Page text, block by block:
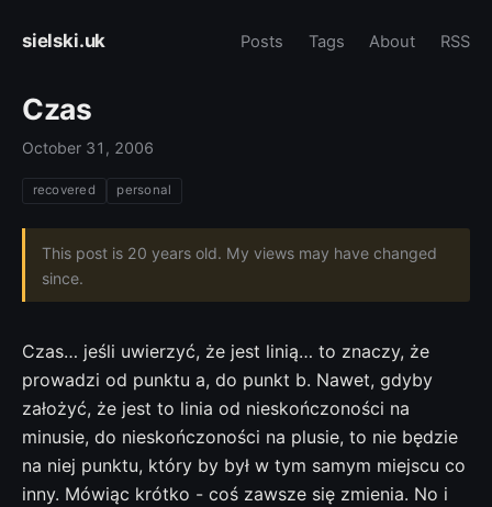
sielski.uk Posts Tags About RSS
Czas
October 31, 2006
recovered personal
This post is 20 years old. My views may have changed
since.
Czas… jeśli uwierzyć, że jest linią… to znaczy, że
prowadzi od punktu a, do punkt b. Nawet, gdyby
założyć, że jest to linia od nieskończoności na
minusie, do nieskończoności na plusie, to nie będzie
na niej punktu, który by był w tym samym miejscu co
inny. Mówiąc krótko - coś zawsze się zmienia. No i